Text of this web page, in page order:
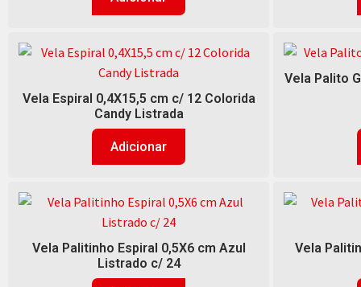
Vela Espiral 0,4X15,5 cm c/ 12 Colorida
Candy Listrada
Adicionar
Vela Palito
Vela Palitinho Espiral 0,5X6 cm Azul
Listrado c/ 24
Vela